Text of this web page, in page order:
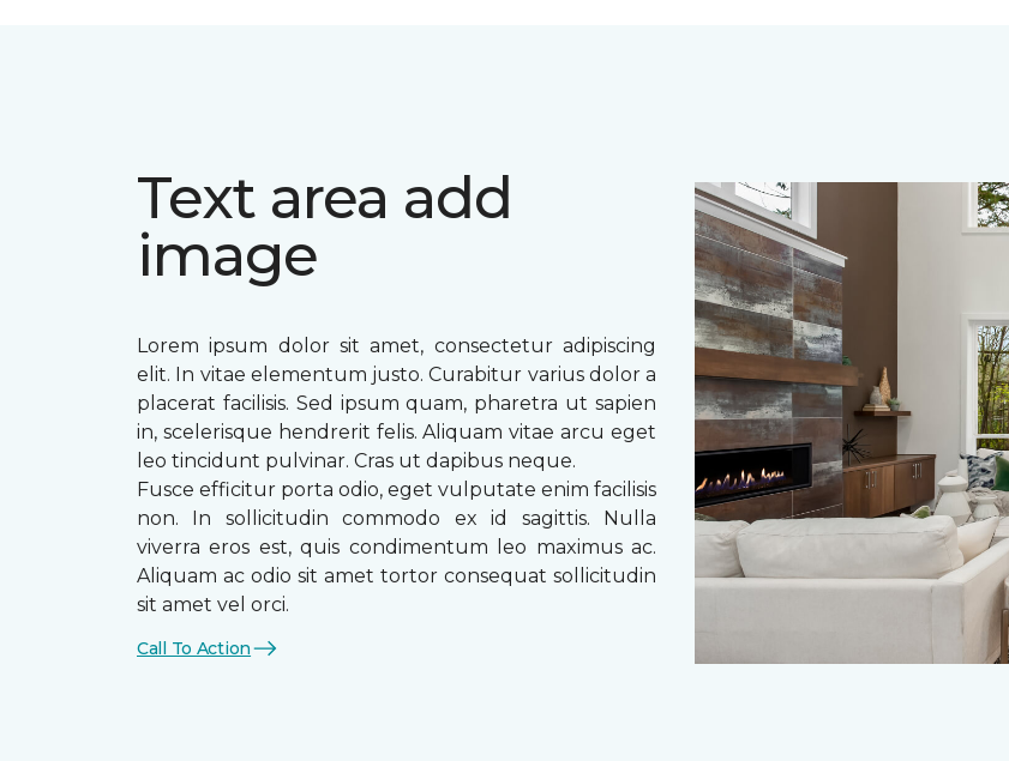
Text area add
image
Lorem ipsum dolor sit amet, consectetur adipiscing
elit. In vitae elementum justo. Curabitur varius dolor a
placerat facilisis. Sed ipsum quam, pharetra ut sapien
in, scelerisque hendrerit felis. Aliquam vitae arcu eget
leo tincidunt pulvinar. Cras ut dapibus neque.
Fusce efficitur porta odio, eget vulputate enim facilisis
non. In sollicitudin commodo ex id sagittis. Nulla
viverra eros est, quis condimentum leo maximus ac.
Aliquam ac odio sit amet tortor consequat sollicitudin
sit amet vel orci.
Call To Action